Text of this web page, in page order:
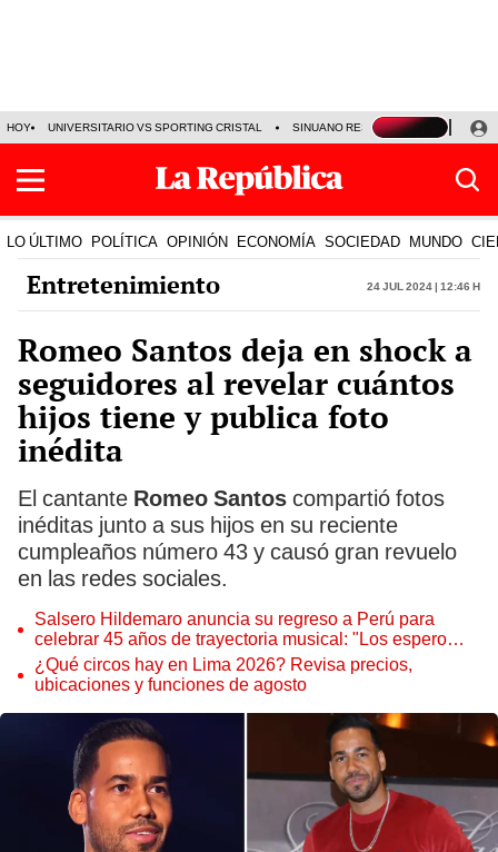
HOY UNIVERSITARIO VS SPORTING CRISTAL SINUANO RESULTADOS HOY
LO ÚLTIMO POLÍTICA OPINIÓN ECONOMÍA SOCIEDAD MUNDO
Entretenimiento 24 Jul 2024 | 12:46 h
Romeo Santos deja en shock a
seguidores al revelar cuántos
hijos tiene y publica foto
inédita
El cantante Romeo Santos compartió fotos
inéditas junto a sus hijos en su reciente
cumpleaños número 43 y causó gran revuelo
en las redes sociales.
Salsero Hildemaro anuncia su regreso a Perú para
celebrar 45 años de trayectoria musical: "Los espero
para cantar con todos ustedes”
¿Qué circos hay en Lima 2026? Revisa precios,
ubicaciones y funciones de agosto